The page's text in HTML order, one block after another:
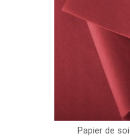
Papier de